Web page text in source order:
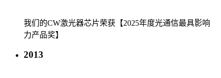
我们的CW激光器芯片荣获【2025年度光通信最具影响
力产品奖】
2013